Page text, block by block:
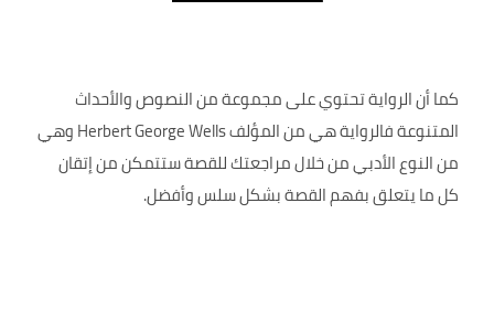
كما أن الرواية تحتوي على مجموعة من النصوص والأحداث
المتنوعة فالرواية هي من المؤلف Herbert George Wells وهي
من النوع الأدبي من خلال مراجعتك للقصة ستتمكن من إتقان
كل ما يتعلق بفهم القصة بشكل سلس وأفضل.